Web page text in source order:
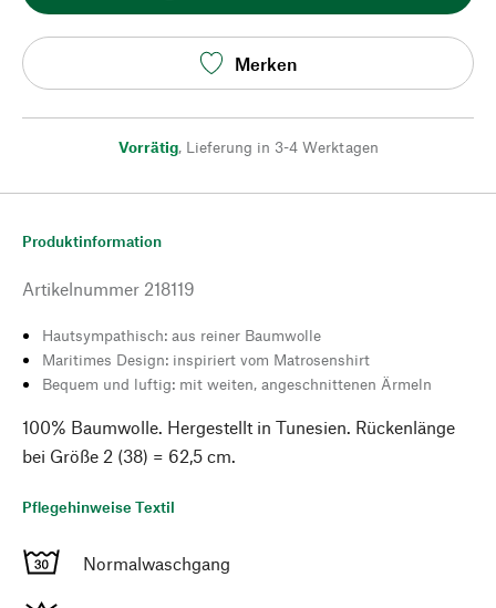
Merken
Vorrätig, Lieferung in 3-4 Werktagen
Produktinformation
Artikelnummer 218119
Hautsympathisch: aus reiner Baumwolle
Maritimes Design: inspiriert vom Matrosenshirt
Bequem und luftig: mit weiten, angeschnittenen Ärmeln
100% Baumwolle. Hergestellt in Tunesien. Rückenlänge
bei Größe 2 (38) = 62,5 cm.
Pflegehinweise Textil
Normalwaschgang